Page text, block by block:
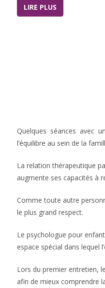
LIRE PLUS
Quelques séances avec
l’équilibre au sein de la
La relation thérapeutique
augmente ses capacités à
Comme toute autre
le plus grand respect.
Le psychologue pour
espace spécial dans lequel
Lors du premier entretien,
afin de mieux comprendre